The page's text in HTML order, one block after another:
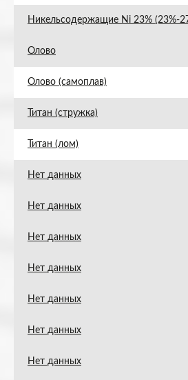
Никельсодержащие Ni 23% (23%-
Олово
Олово (самоплав)
Титан (стружка)
Титан (лом)
Нет данных
Нет данных
Нет данных
Нет данных
Нет данных
Нет данных
Нет данных